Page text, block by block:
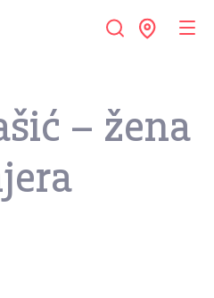
– žena